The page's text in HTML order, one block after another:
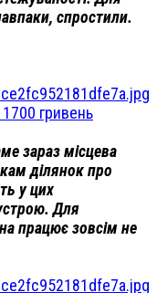
спростили.
гривень
зараз місцева
ділянок про
у цих
Для
працює зовсім не